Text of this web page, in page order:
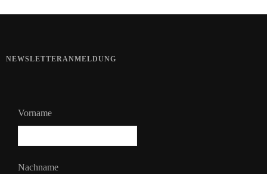
NEWSLETTERANMELDUNG
Vorname
Nachname